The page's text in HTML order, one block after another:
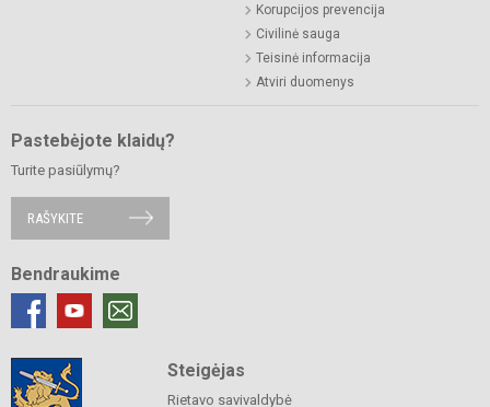
Korupcijos prevencija
Civilinė sauga
Teisinė informacija
Atviri duomenys
Pastebėjote klaidų?
Turite pasiūlymų?
RAŠYKITE
Bendraukime
Steigėjas
Rietavo savivaldybė